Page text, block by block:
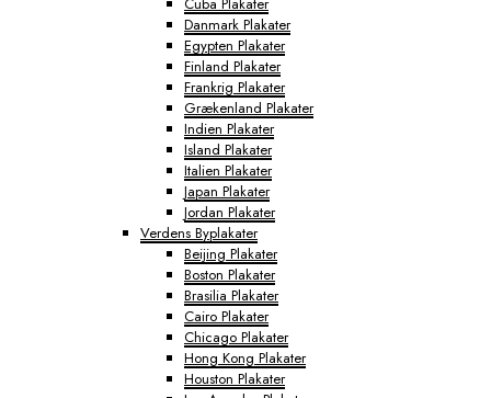
Danmark Plakater
Egypten Plakater
Finland Plakater
Frankrig Plakater
Grækenland Plakater
Indien Plakater
Island Plakater
Italien Plakater
Japan Plakater
Jordan Plakater
Verdens Byplakater
Beijing Plakater
Boston Plakater
Brasilia Plakater
Cairo Plakater
Chicago Plakater
Hong Kong Plakater
Houston Plakater